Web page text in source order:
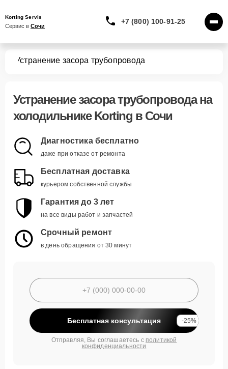
Korting Servis
Сервис в Сочи
+7 (800) 100-91-25
Устранение засора трубопровода
Устранение засора трубопроводана
холодильнике Korting в Сочи
Диагностика бесплатно
даже при отказе от ремонта
Бесплатная доставка
курьером собственной службы
Гарантия до 3 лет
на все виды работ и запчастей
Срочный ремонт
в день обращения от 30 минут
Бесплатная консультация -25%
Отправляя, Вы соглашаетесь с политикой
конфиденциальности